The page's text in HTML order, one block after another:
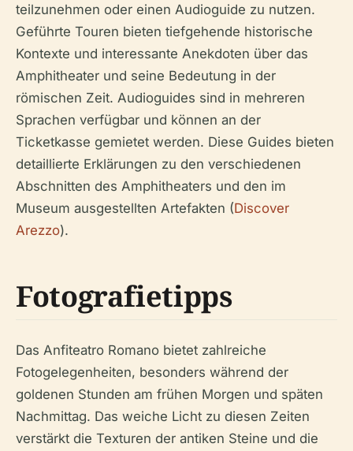
teilzunehmen oder einen Audioguide zu nutzen.
Geführte Touren bieten tiefgehende historische
Kontexte und interessante Anekdoten über das
Amphitheater und seine Bedeutung in der
römischen Zeit. Audioguides sind in mehreren
Sprachen verfügbar und können an der
Ticketkasse gemietet werden. Diese Guides bieten
detaillierte Erklärungen zu den verschiedenen
Abschnitten des Amphitheaters und den im
Museum ausgestellten Artefakten (Discover
Arezzo).
Fotografietipps
Das Anfiteatro Romano bietet zahlreiche
Fotogelegenheiten, besonders während der
goldenen Stunden am frühen Morgen und späten
Nachmittag. Das weiche Licht zu diesen Zeiten
verstärkt die Texturen der antiken Steine und die